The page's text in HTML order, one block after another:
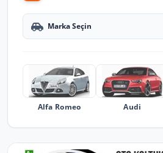
Marka Seçin
Alfa Romeo Audi